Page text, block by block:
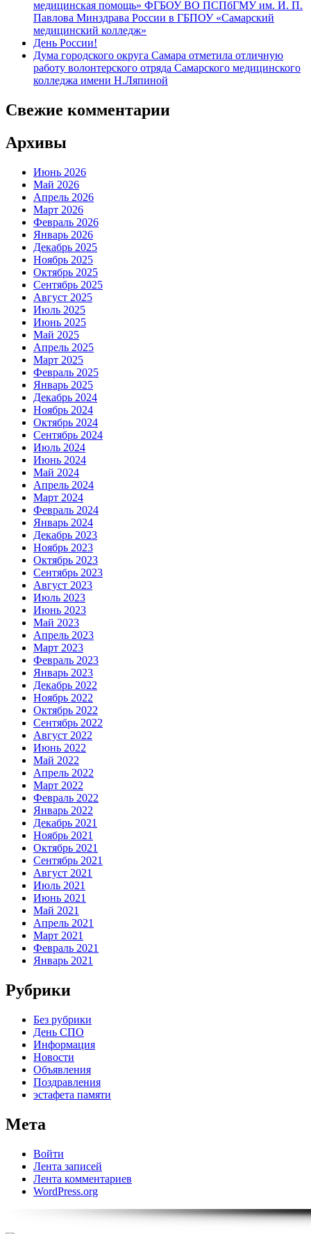
медицинская помощь» ФГБОУ ВО ПСПбГМУ им. И. П.
Павлова Минздрава России в ГБПОУ «Самарский
медицинский колледж»
День России!
Дума городского округа Самара отметила отличную
работу волонтерского отряда Самарского медицинского
колледжа имени Н.Ляпиной
Свежие комментарии
Архивы
Июнь 2026
Май 2026
Апрель 2026
Март 2026
Февраль 2026
Январь 2026
Декабрь 2025
Ноябрь 2025
Октябрь 2025
Сентябрь 2025
Август 2025
Июль 2025
Июнь 2025
Май 2025
Апрель 2025
Март 2025
Февраль 2025
Январь 2025
Декабрь 2024
Ноябрь 2024
Октябрь 2024
Сентябрь 2024
Июль 2024
Июнь 2024
Май 2024
Апрель 2024
Март 2024
Февраль 2024
Январь 2024
Декабрь 2023
Ноябрь 2023
Октябрь 2023
Сентябрь 2023
Август 2023
Июль 2023
Июнь 2023
Май 2023
Апрель 2023
Март 2023
Февраль 2023
Январь 2023
Декабрь 2022
Ноябрь 2022
Октябрь 2022
Сентябрь 2022
Август 2022
Июнь 2022
Май 2022
Апрель 2022
Март 2022
Февраль 2022
Январь 2022
Декабрь 2021
Ноябрь 2021
Октябрь 2021
Сентябрь 2021
Август 2021
Июль 2021
Июнь 2021
Май 2021
Апрель 2021
Март 2021
Февраль 2021
Январь 2021
Рубрики
Без рубрики
День СПО
Информация
Новости
Объявления
Поздравления
эстафета памяти
Мета
Войти
Лента записей
Лента комментариев
WordPress.org